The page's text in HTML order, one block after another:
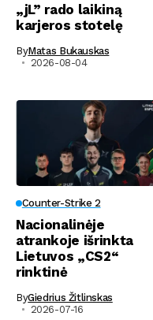
„jL” rado laikiną
karjeros stotelę
ByMatas Bukauskas
2026-08-04
Counter-Strike 2
Nacionalinėje
atrankoje išrinkta
Lietuvos „CS2“
rinktinė
ByGiedrius Žitlinskas
2026-07-16